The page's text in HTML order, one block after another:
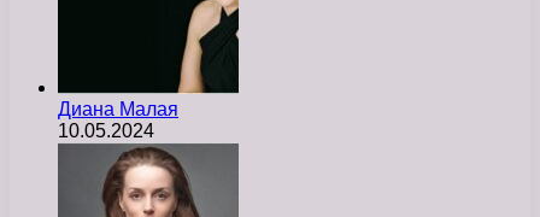
Диана Малая
10.05.2024